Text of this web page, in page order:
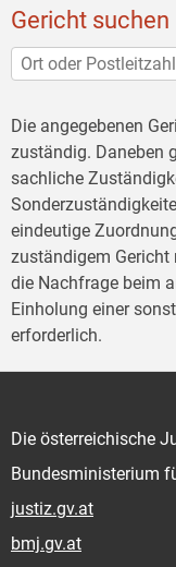
Gericht suchen
Die angegebenen
zuständig. Daneben
sachliche
eindeutige
zuständigem
die Nachfrage beim
Einholung einer
erforderlich.
Die österreichische
Bundesministerium
justiz.gv.at
bmj.gv.at